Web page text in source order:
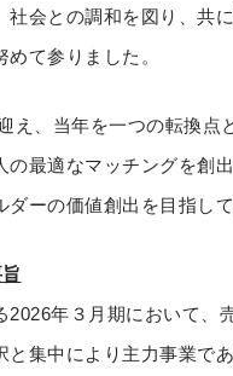
社会との調和を図り、共
て参りました。
え、当年を一つの転換点
の最適なマッチングを創
ーの価値創出を目指して
年３月期において、
と集中により主力事業で